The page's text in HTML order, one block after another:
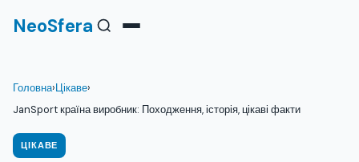
NeoSfera
Головна›Цікаве›
JanSport країна виробник: Походження, історія, цікаві факти
ЦІКАВЕ